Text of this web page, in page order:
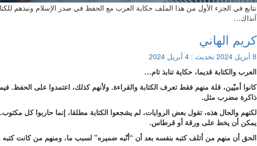
نتابع في الجزء الأول من هذا الملف حكاية العرب مع الحفظ في صدر الإسلام ونبذهم
آنذاك…
كريم الهاني
8 أبريل 2024 تحديث : 4 أبريل 2024
العرب والكتابة قديما، حكاية تنابذ تام…
كانوا أميّين، قلة منهم فقط تعرف الكتابة والقراءة. ولأنهم كذلك، اعتمدوا على الحفظ.
ذاكرة مضرب مثل.
لكنهم والحال هذه، تقول بعض الروايات، لم يشجعوا الكتابة مطلقا، إنما حاربوا كل
يمكن أن يخط على ورقة أو قرطاس.
الحق أن منهم من أتلف كتبه بنفسه بعد أن “أنّبه ضميره” لسبب ما، ومنهم من كانت